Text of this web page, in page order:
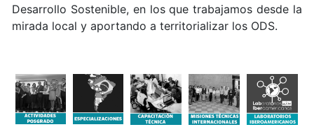
Desarrollo Sostenible, en los que trabajamos desde la
mirada local y aportando a territorializar los ODS.